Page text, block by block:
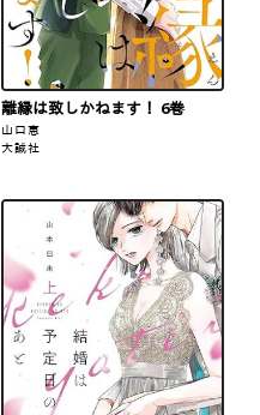
離縁は致しかねます！ 6巻
山口恵
大誠社